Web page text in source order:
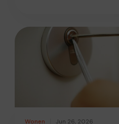
Wonen Jun 26, 2026